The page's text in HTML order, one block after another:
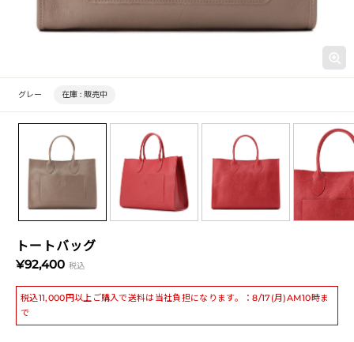
トートバッグ
¥92,400 税込
税込11,000円以上ご購入で送料は当社負担になります。：8/17(月)AM10時ま
で
グレー 在庫 : 販売中